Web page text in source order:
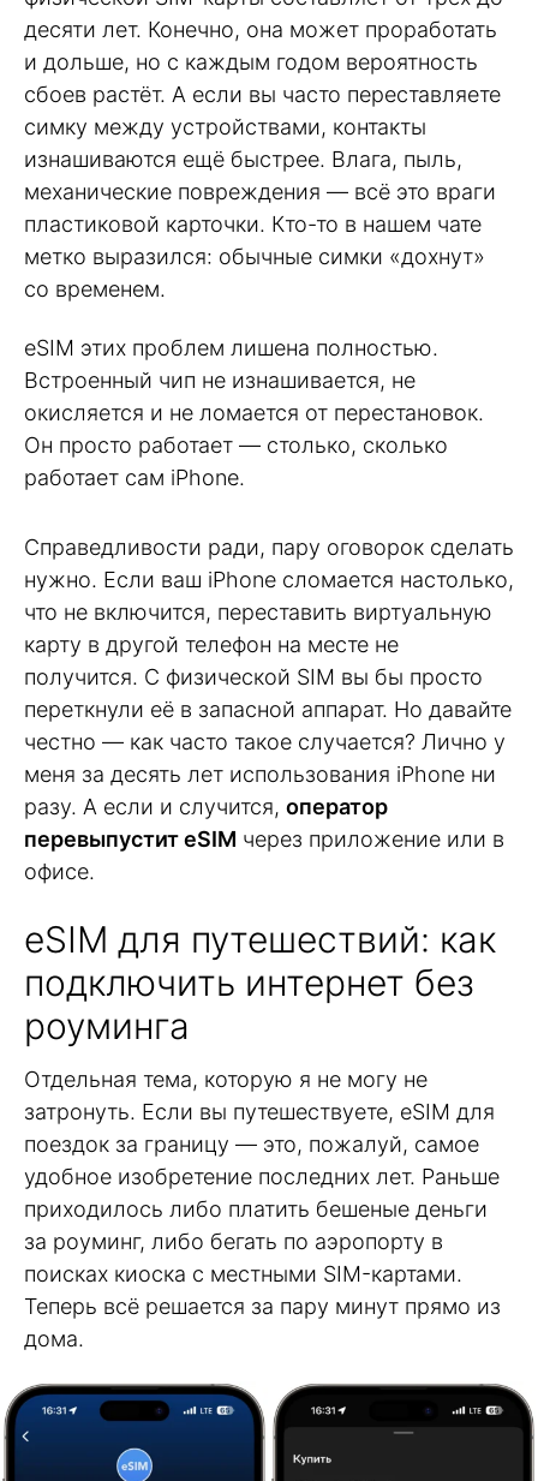
десяти лет. Конечно, она может проработать
и дольше, но с каждым годом вероятность
сбоев растёт. А если вы часто переставляете
симку между устройствами, контакты
изнашиваются ещё быстрее. Влага, пыль,
механические повреждения — всё это враги
пластиковой карточки. Кто-то в нашем чате
метко выразился: обычные симки «дохнут»
со временем.
eSIM этих проблем лишена полностью.
Встроенный чип не изнашивается, не
окисляется и не ломается от перестановок.
Он просто работает — столько, сколько
работает сам iPhone.
Справедливости ради, пару оговорок сделать
нужно. Если ваш iPhone сломается настолько,
что не включится, переставить виртуальную
карту в другой телефон на месте не
получится. С физической SIM вы бы просто
переткнули её в запасной аппарат. Но давайте
честно — как часто такое случается? Лично у
меня за десять лет использования iPhone ни
разу. А если и случится, оператор
перевыпустит eSIM через приложение или в
офисе.
eSIM для путешествий: как
подключить интернет без
роуминга
Отдельная тема, которую я не могу не
затронуть. Если вы путешествуете, eSIM для
поездок за границу — это, пожалуй, самое
удобное изобретение последних лет. Раньше
приходилось либо платить бешеные деньги
за роуминг, либо бегать по аэропорту в
поисках киоска с местными SIM-картами.
Теперь всё решается за пару минут прямо из
дома.